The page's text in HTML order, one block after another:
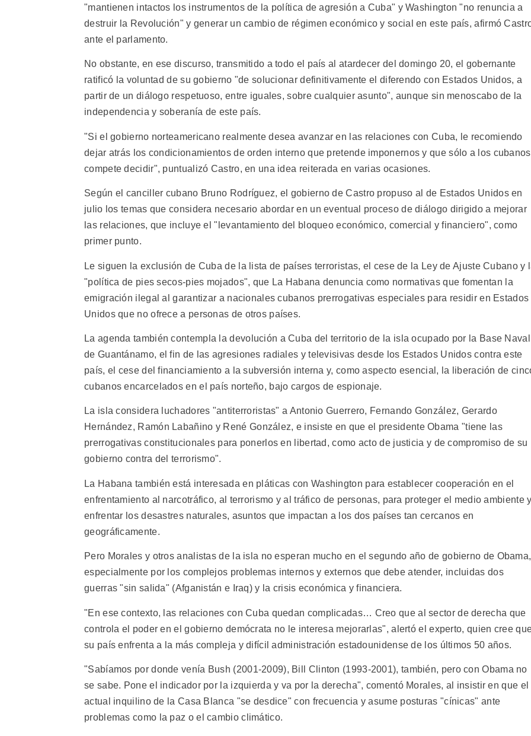
"mantienen intactos los instrumentos de la política de agresión a Cuba" y Washington "no renuncia a
destruir la Revolución" y generar un cambio de régimen económico y social en este país, afirmó
ante el parlamento.
No obstante, en ese discurso, transmitido a todo el país al atardecer del domingo 20, el gobernante
ratificó la voluntad de su gobierno "de solucionar definitivamente el diferendo con Estados Unidos, a
partir de un diálogo respetuoso, entre iguales, sobre cualquier asunto", aunque sin menoscabo de la
independencia y soberanía de este país.
"Si el gobierno norteamericano realmente desea avanzar en las relaciones con Cuba, le recomiendo
dejar atrás los condicionamientos de orden interno que pretende imponernos y que sólo a los cubanos
compete decidir", puntualizó Castro, en una idea reiterada en varias ocasiones.
Según el canciller cubano Bruno Rodríguez, el gobierno de Castro propuso al de Estados Unidos en
julio los temas que considera necesario abordar en un eventual proceso de diálogo dirigido a mejorar
las relaciones, que incluye el "levantamiento del bloqueo económico, comercial y financiero", como
primer punto.
Le siguen la exclusión de Cuba de la lista de países terroristas, el cese de la Ley de Ajuste Cubano y
"política de pies secos-pies mojados", que La Habana denuncia como normativas que fomentan la
emigración ilegal al garantizar a nacionales cubanos prerrogativas especiales para residir en Estados
Unidos que no ofrece a personas de otros países.
La agenda también contempla la devolución a Cuba del territorio de la isla ocupado por la Base Naval
de Guantánamo, el fin de las agresiones radiales y televisivas desde los Estados Unidos contra este
país, el cese del financiamiento a la subversión interna y, como aspecto esencial, la liberación de
cubanos encarcelados en el país norteño, bajo cargos de espionaje.
La isla considera luchadores "antiterroristas" a Antonio Guerrero, Fernando González, Gerardo
Hernández, Ramón Labañino y René González, e insiste en que el presidente Obama "tiene las
prerrogativas constitucionales para ponerlos en libertad, como acto de justicia y de compromiso de su
gobierno contra del terrorismo".
La Habana también está interesada en pláticas con Washington para establecer cooperación en el
enfrentamiento al narcotráfico, al terrorismo y al tráfico de personas, para proteger el medio ambiente
enfrentar los desastres naturales, asuntos que impactan a los dos países tan cercanos en
geográficamente.
Pero Morales y otros analistas de la isla no esperan mucho en el segundo año de gobierno de Obama,
especialmente por los complejos problemas internos y externos que debe atender, incluidas dos
guerras "sin salida" (Afganistán e Iraq) y la crisis económica y financiera.
"En ese contexto, las relaciones con Cuba quedan complicadas… Creo que al sector de derecha que
controla el poder en el gobierno demócrata no le interesa mejorarlas", alertó el experto, quien cree
su país enfrenta a la más compleja y difícil administración estadounidense de los últimos 50 años.
"Sabíamos por donde venía Bush (2001-2009), Bill Clinton (1993-2001), también, pero con Obama no
se sabe. Pone el indicador por la izquierda y va por la derecha", comentó Morales, al insistir en que el
actual inquilino de la Casa Blanca "se desdice" con frecuencia y asume posturas "cínicas" ante
problemas como la paz o el cambio climático.